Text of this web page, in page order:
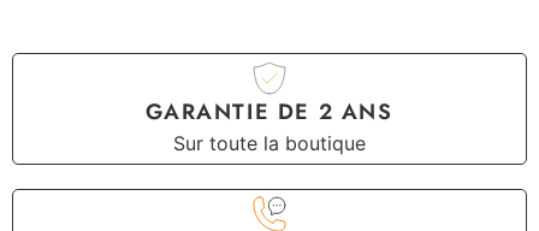
GARANTIE DE 2 ANS
Sur toute la boutique